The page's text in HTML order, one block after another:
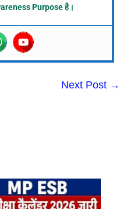
Purpose है।
Next Post →